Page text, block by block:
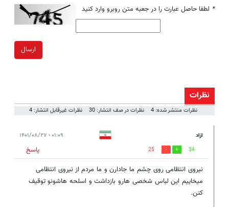
* لطفا حاصل عبارت را در جعبه متن روبرو وارد کنید
ارسال
نظرات
نظرات منتشر شده: 4 نظرات در صف انتشار: 30 نظرات غیرقابل انتشار: 4
ازاد ۰۱:۰۹ - ۱۴۰۱/۰۸/۲۷
34
25
پاسخ
نیروی انتظامی روی چشم ما جادارن و ما مردم از نیروی انتظامی
میخاییم این لباس شخصی هارو بازداشت و اسلحه هاشونو توقیف
کنن.